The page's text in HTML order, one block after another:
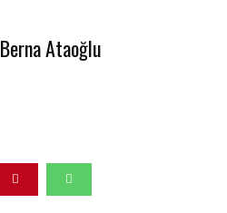
Berna Ataoğlu